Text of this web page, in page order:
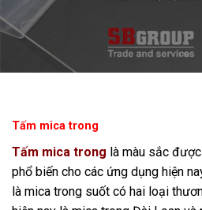
Tấm mica trong
Tấm mica trong là màu sắc
phổ biến cho các ứng dụng hiện
là mica trong suốt có hai loại